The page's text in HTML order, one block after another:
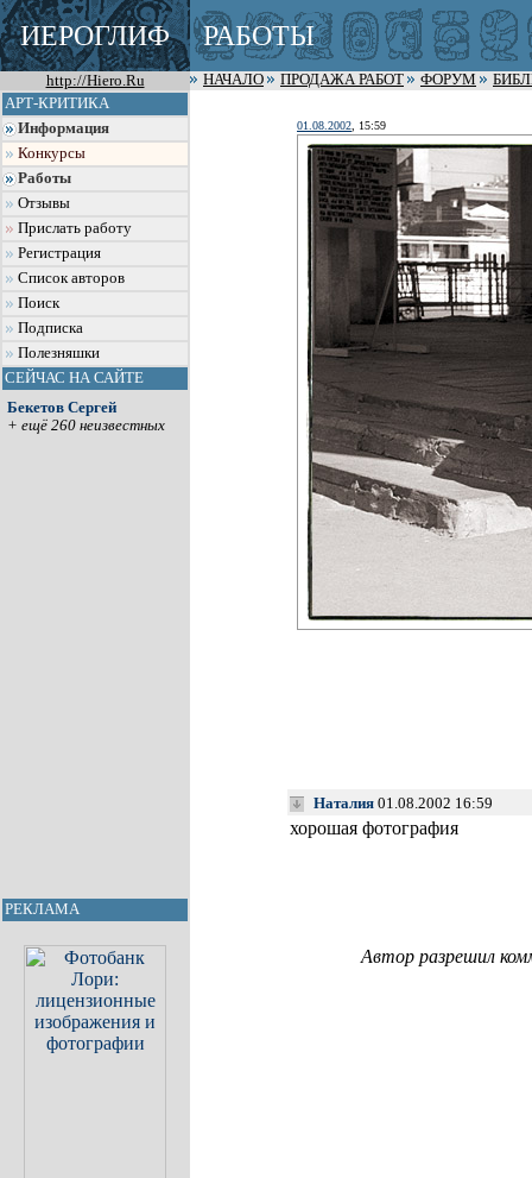
ИЕРОГЛИФ РАБОТЫ
http://Hiero.Ru НАЧАЛО ПРОДАЖА РАБОТ ФОРУМ
АРТ-КРИТИКА
Информация
Конкурсы
Работы
Отзывы
Прислать работу
Регистрация
Список авторов
Поиск
Подписка
Полезняшки
СЕЙЧАС НА САЙТЕ
Бекетов Сергей
+ ещё 260 неизвестных
РЕКЛАМА
01.08.2002 , 15:59
Наталия 01.08.2002 16:59
хорошая фотография
Автор разрешил